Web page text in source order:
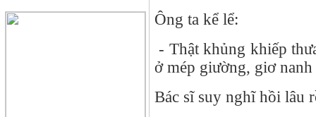
Ông ta kể lể:
- Thật khủng khiếp
ở mép giường, giơ
Bác sĩ suy nghĩ hồi lâu